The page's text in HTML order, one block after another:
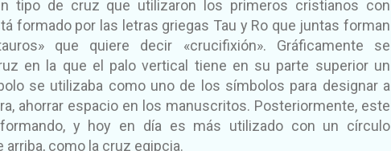
tipo de cruz que utilizaron los primeros cristianos con
formado por las letras griegas Tau y Ro que juntas forman
que quiere decir «crucifixión». Gráficamente se
en la que el palo vertical tiene en su parte superior un
se utilizaba como uno de los símbolos para designar a
ahorrar espacio en los manuscritos. Posteriormente, este
y hoy en día es más utilizado con un círculo
arriba, como la cruz egipcia.